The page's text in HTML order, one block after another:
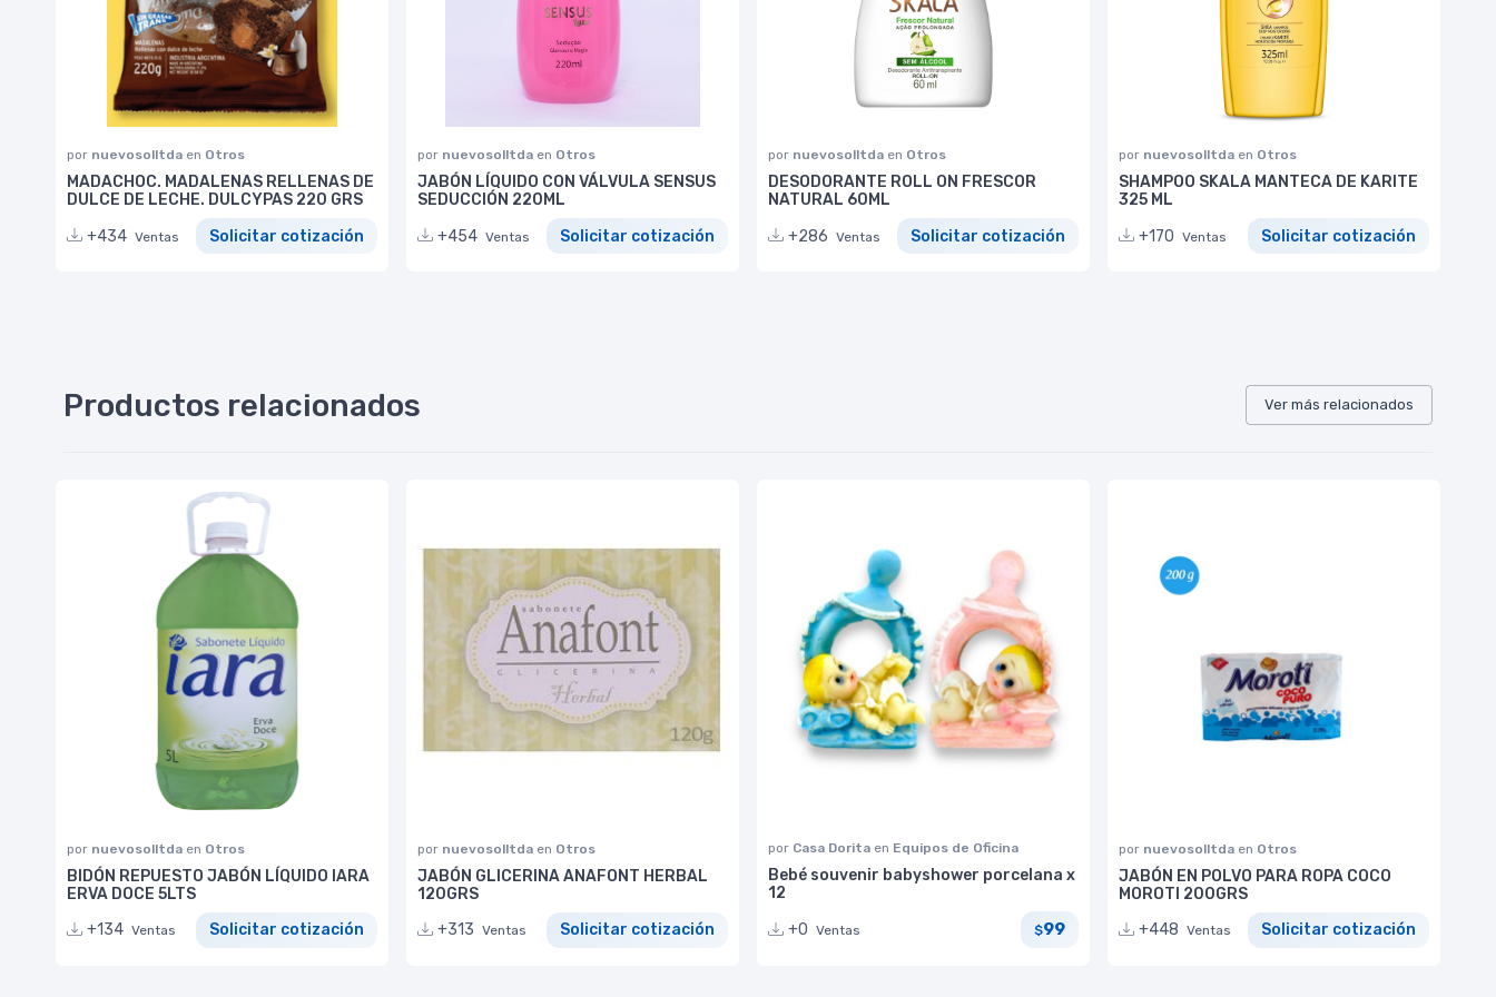
por nuevosolltda en Otros
MADACHOC. MADALENAS RELLENAS DE
DULCE DE LECHE. DULCYPAS 220 GRS
+434 Ventas Solicitar cotización
por nuevosolltda en Otros
JABÓN LÍQUIDO CON VÁLVULA SENSUS
SEDUCCIÓN 220ML
+454 Ventas Solicitar cotización
por nuevosolltda en Otros
DESODORANTE ROLL ON FRESCOR
NATURAL 60ML
+286 Ventas Solicitar cotización
por nuevosolltda en Otros
SHAMPOO SKALA MANTECA DE KARITE
325 ML
+170 Ventas Solicitar cotización
Productos relacionados Ver más relacionados
por nuevosolltda en Otros
BIDÓN REPUESTO JABÓN LÍQUIDO IARA
ERVA DOCE 5LTS
+134 Ventas Solicitar cotización
por nuevosolltda en Otros
JABÓN GLICERINA ANAFONT HERBAL
120GRS
+313 Ventas Solicitar cotización
por Casa Dorita en Equipos de Oficina
Bebé souvenir babyshower porcelana x
12
+0 Ventas $99
por nuevosolltda en Otros
JABÓN EN POLVO PARA ROPA COCO
MOROTI 200GRS
+448 Ventas Solicitar cotización